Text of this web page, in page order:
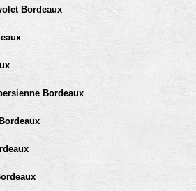
Bordeaux
Bordeaux